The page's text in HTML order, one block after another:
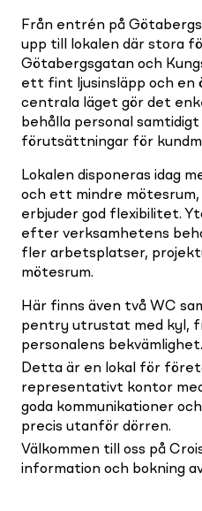
Från entrén på
upp till lokalen där stora
Götabergsgatan och
ett fint ljusinsläpp och en
centrala läget gör det
behålla personal
förutsättningar för
Lokalen disponeras idag
och ett mindre mötesrum,
erbjuder god flexibilitet.
efter verksamhetens
fler arbetsplatser,
mötesrum.
Här finns även två WC
pentry utrustat med kyl,
personalens bekvämlighet.
Detta är en lokal för
representativt kontor
goda kommunikationer
precis utanför dörren.
Välkommen till oss på
information och bokning